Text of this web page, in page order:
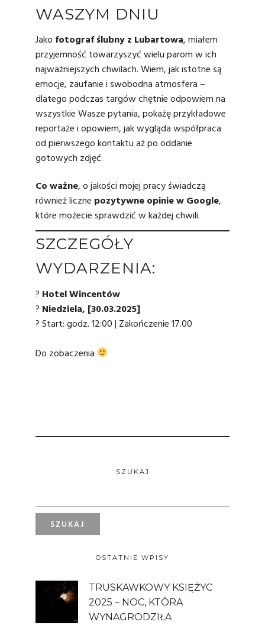
WASZYM DNIU
Jako fotograf ślubny z Lubartowa, miałem
przyjemność towarzyszyć wielu parom w ich
najważniejszych chwilach. Wiem, jak istotne są
emocje, zaufanie i swobodna atmosfera –
dlatego podczas targów chętnie odpowiem na
wszystkie Wasze pytania, pokażę przykładowe
reportaże i opowiem, jak wygląda współpraca
od pierwszego kontaktu aż po oddanie
gotowych zdjęć.
Co ważne, o jakości mojej pracy świadczą
również liczne pozytywne opinie w Google,
które możecie sprawdzić w każdej chwili.
SZCZEGÓŁY
WYDARZENIA:
? Hotel Wincentów
? Niedziela, [30.03.2025]
? Start: godz. 12:00 | Zakończenie 17.00
Do zobaczenia
SZUKAJ
OSTATNIE WPISY
TRUSKAWKOWY KSIĘŻYC
2025 – NOC, KTÓRA
WYNAGRODZIŁA